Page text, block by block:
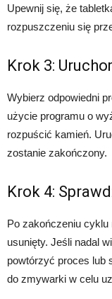
Upewnij się, że
rozpuszczeniu się
Krok 3:
Wybierz odpowiedni
użycie programu o
rozpuścić kamień.
zostanie zakończony.
Krok 4:
Po zakończeniu
usunięty. Jeśli nadal
powtórzyć proces lub
do zmywarki w celu